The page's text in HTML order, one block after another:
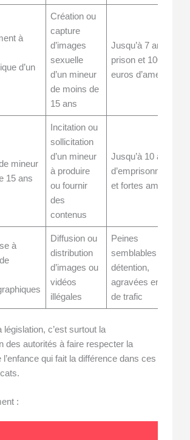
à
d’un
Création ou
capture
d’images
sexuelle
d’un mineur
de moins de
15 ans
Jusqu’à 7 ans de
prison et 100 000
euros d’amende
mineur
15 ans
Incitation ou
sollicitation
d’un mineur
à produire
ou fournir
des
contenus
Jusqu’à 10 ans
d’emprisonnement
et fortes amendes
à
Diffusion ou
distribution
d’images ou
vidéos
illégales
Peines
semblables à la
détention,
agravées en cas
de trafic
législation, c’est surtout la
des autorités à faire respecter la
l’enfance qui fait la différence dans ces
: